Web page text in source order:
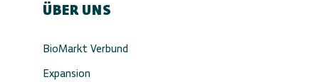
ÜBER UNS
BioMarkt Verbund
Expansion